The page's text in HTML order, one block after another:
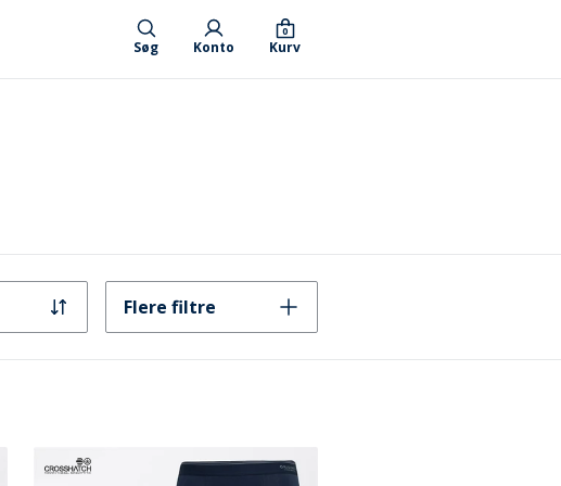
Søg Konto Kurv
0
Flere filtre